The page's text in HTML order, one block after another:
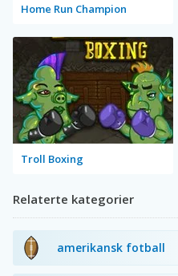
Home Run Champion
Troll Boxing
Relaterte kategorier
amerikansk fotball